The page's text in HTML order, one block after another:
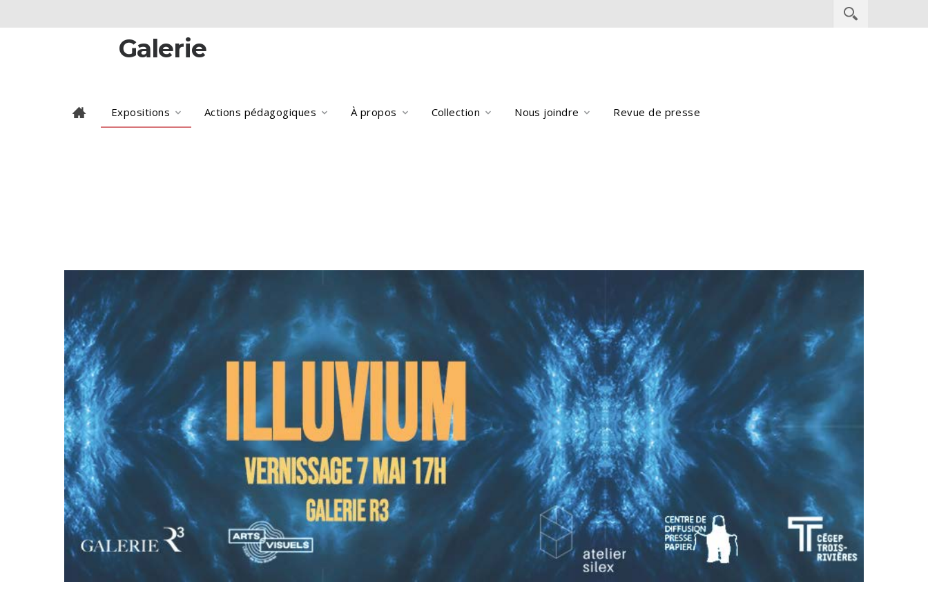
Galerie
Expositions Actions pédagogiques À propos Collection Nous joindre Revue de presse